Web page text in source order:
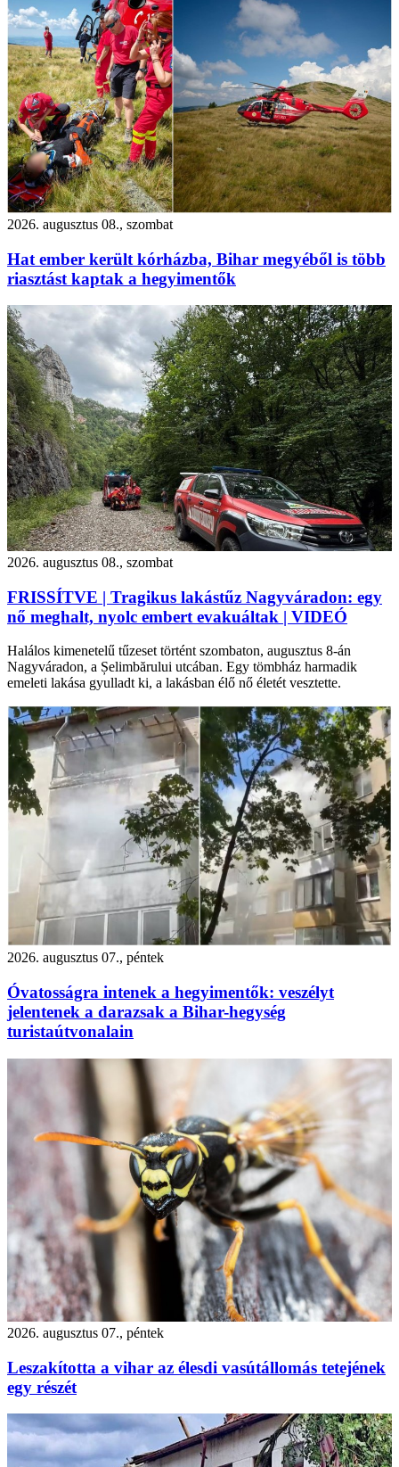
2026. augusztus 08., szombat
Hat ember került kórházba, Bihar megyéből is több
riasztást kaptak a hegyimentők
2026. augusztus 08., szombat
FRISSÍTVE | Tragikus lakástűz Nagyváradon: egy
nő meghalt, nyolc embert evakuáltak | VIDEÓ
Halálos kimenetelű tűzeset történt szombaton, augusztus 8-án
Nagyváradon, a Șelimbărului utcában. Egy tömbház harmadik
emeleti lakása gyulladt ki, a lakásban élő nő életét vesztette.
2026. augusztus 07., péntek
Óvatosságra intenek a hegyimentők: veszélyt
jelentenek a darazsak a Bihar-hegység
turistaútvonalain
2026. augusztus 07., péntek
Leszakította a vihar az élesdi vasútállomás tetejének
egy részét